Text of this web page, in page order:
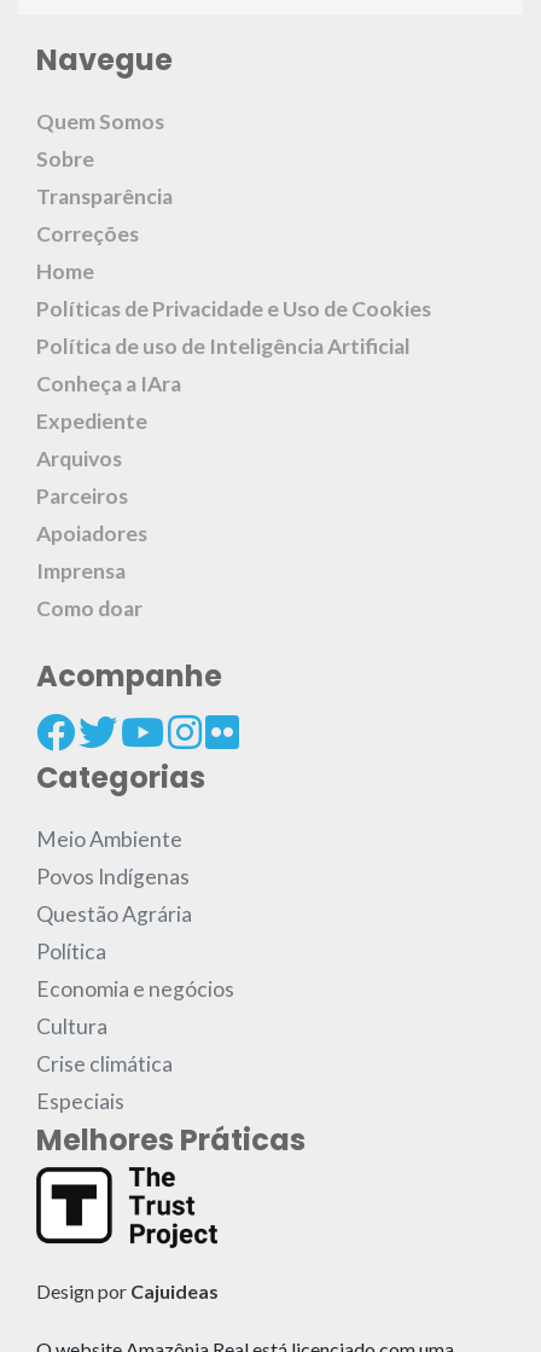
Navegue
Quem Somos
Sobre
Transparência
Correções
Home
Políticas de Privacidade e Uso de Cookies
Política de uso de Inteligência Artificial
Conheça a IAra
Expediente
Arquivos
Parceiros
Apoiadores
Imprensa
Como doar
Acompanhe
Categorias
Meio Ambiente
Povos Indígenas
Questão Agrária
Política
Economia e negócios
Cultura
Crise climática
Especiais
Melhores Práticas
Design por Cajuideas